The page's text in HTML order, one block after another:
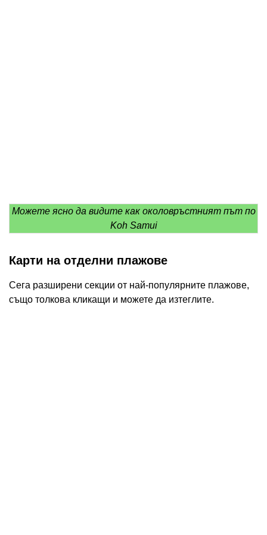
Можете ясно да видите как околовръстният път по
Koh Samui
Карти на отделни плажове
Сега разширени секции от най-популярните плажове,
също толкова кликащи и можете да изтеглите.